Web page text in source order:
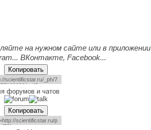
на нужном сайте или в приложении
ВКонтакте, Facebook...
Копировать
форумов и чатов
Копировать